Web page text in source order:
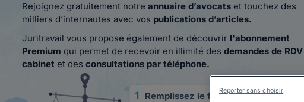
Rejoignez gratuitement notre annuaire d’avocats et touchez des
milliers d’internautes avec vos publications d’articles.
Juritravail vous propose également de découvrir l'abonnement
Premium qui permet de recevoir en illimité des demandes de
cabinet et des consultations par téléphone.
1 Remplissez le formulaireReporter sans choisir